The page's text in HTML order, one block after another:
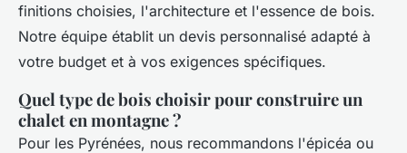
finitions choisies, l'architecture et l'essence de bois.
Notre équipe établit un devis personnalisé adapté à
votre budget et à vos exigences spécifiques.
Quel type de bois choisir pour construire un
chalet en montagne ?
Pour les Pyrénées, nous recommandons l'épicéa ou